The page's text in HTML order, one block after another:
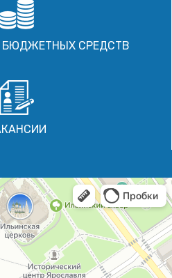
БЮДЖЕТНЫХ СРЕДСТВ